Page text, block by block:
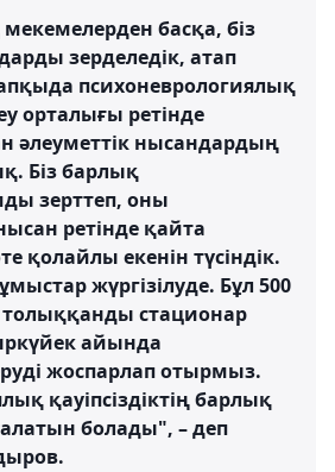
басқа, біз
зерделедік, атап
психоневрологиялық
орталығы ретінде
әлеуметтік нысандардың
Біз барлық
зерттеп, оны
ретінде қайта
қолайлы екенін түсіндік.
жүргізілуде. Бұл 500
стационар
айында
жоспарлап отырмыз.
қауіпсіздіктің барлық
болады", – деп